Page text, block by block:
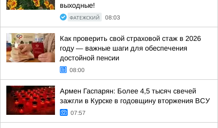
выходные!
ФАТЕЖСКИЙ 08:03
Как проверить свой страховой стаж в 2026
году — важные шаги для обеспечения
достойной пенсии
08:00
Армен Гаспарян: Более 4,5 тысяч свечей
зажгли в Курске в годовщину вторжения ВСУ
07:57